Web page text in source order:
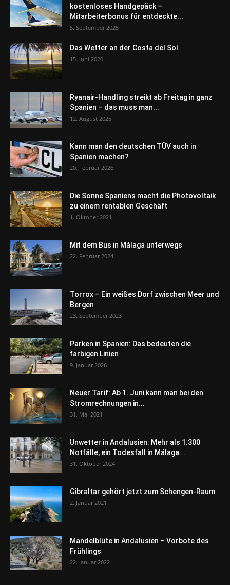
kostenloses Handgepäck –
Mitarbeiterbonus für entdeckte...
5. September 2025
Das Wetter an der Costa del Sol
15. Juni 2020
Ryanair-Handling streikt ab Freitag in ganz
Spanien – das muss man...
12. August 2025
Kann man den deutschen TÜV auch in
Spanien machen?
20. Februar 2026
Die Sonne Spaniens macht die Photovoltaik
zu einem rentablen Geschäft
1. Oktober 2021
Mit dem Bus in Málaga unterwegs
22. Februar 2024
Torrox – Ein weißes Dorf zwischen Meer und
Bergen
23. September 2023
Parken in Spanien: Das bedeuten die
farbigen Linien
9. Januar 2026
Neuer Tarif: Ab 1. Juni kann man bei den
Stromrechnungen in...
31. Mai 2021
Unwetter in Andalusien: Mehr als 1.300
Notfälle, ein Todesfall in Málaga...
31. Oktober 2024
Gibraltar gehört jetzt zum Schengen-Raum
2. Januar 2021
Mandelblüte in Andalusien – Vorbote des
Frühlings
22. Januar 2022